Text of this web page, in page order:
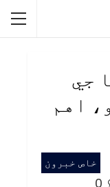
جي
اهم
خاص خبرون